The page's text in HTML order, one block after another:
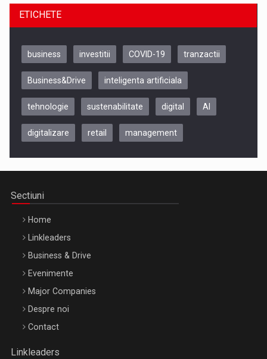
Be Inspired. Make it Happen!, CLUJ, 9 Decembrie
Be Inspired. Make it Happen!, ARTEMIS LETO, ORADEA, 8
Octombrie
ETICHETE
business investitii COVID-19 tranzactii
Business&Drive inteligenta artificiala
tehnologie sustenabilitate digital AI
digitalizare retail management
Sectiuni
Home
Linkleaders
Business & Drive
Evenimente
Major Companies
Despre noi
Contact
Linkleaders